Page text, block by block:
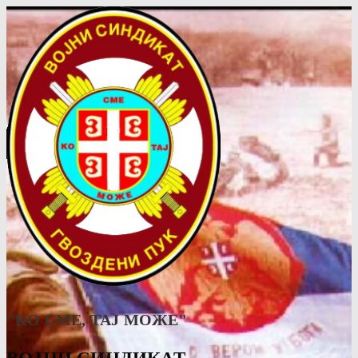
"КО СМЕ, ТАJ МОЖЕ"